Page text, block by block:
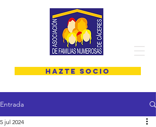
HAZTE SOCIO
Entrada
5 jul 2024